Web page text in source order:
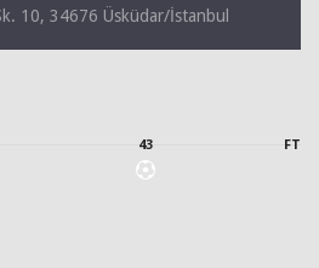
10, 34676 Üsküdar/İstanbul
43 FT